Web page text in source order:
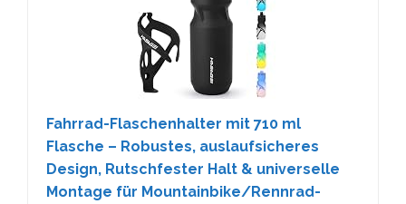
Fahrrad-Flaschenhalter mit 710 ml
Flasche – Robustes, auslaufsicheres
Design, Rutschfester Halt & universelle
Montage für Mountainbike/Rennrad-